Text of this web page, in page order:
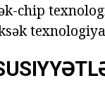
chip